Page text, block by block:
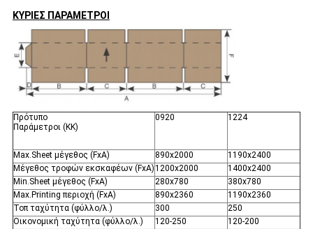
ΚΥΡΙΕΣ ΠΑΡΑΜΕΤΡΟΙ
Πρότυπο
Παράμετροι (ΚΚ)
0920 1224
Max.Sheet μέγεθος (FxA) 890x2000
1190x2400
Μέγεθος τροφών εκσκαφέων (FxA)1200x2000
1400x2400
Min.Sheet μέγεθος (FxA)
280x780
380x780
Max.Printing περιοχή (FxA)
890x2360
1190x2360
Τοπ ταχύτητα (φύλλο/λ.)
300
250
Οικονομική ταχύτητα (φύλλο/λ.)
120-250
120-200